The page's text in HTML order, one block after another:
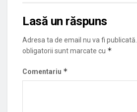
Lasă un răspuns
Adresa ta de email nu va fi publicată.
obligatorii sunt marcate cu *
Comentariu *